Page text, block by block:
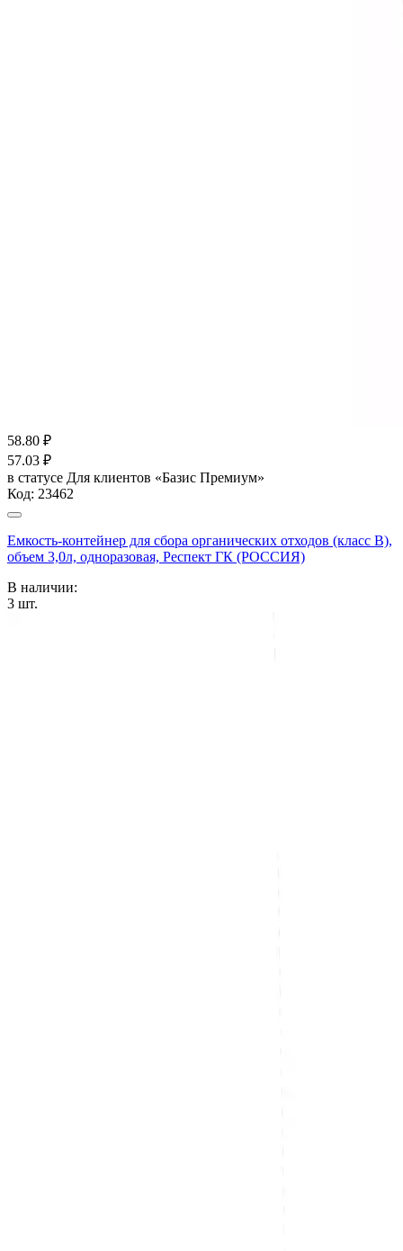
58.80 ₽
57.03 ₽
в статусе Для клиентов «Базис Премиум»
Код: 23462
Емкость-контейнер для сбора органических отходов (класс В),
объем 3,0л, одноразовая, Респект ГК (РОССИЯ)
В наличии:
3 шт.